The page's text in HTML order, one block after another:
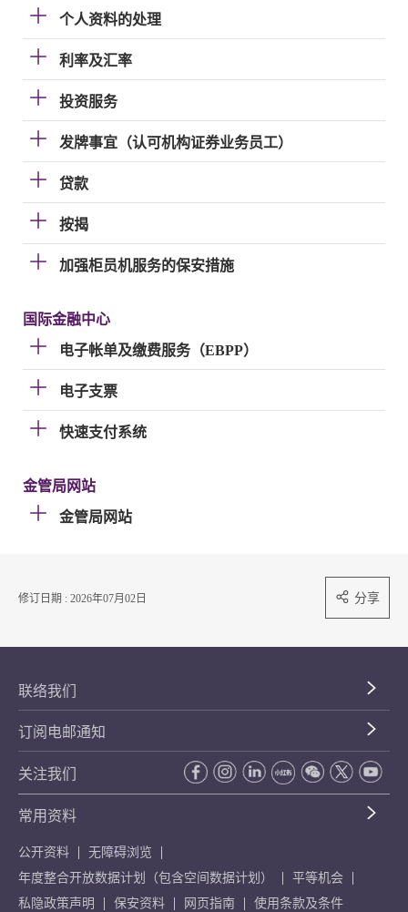
个人资料的处理
利率及汇率
投资服务
发牌事宜（认可机构证券业务员工）
贷款
按揭
加强柜员机服务的保安措施
国际金融中心
电子帐单及缴费服务（EBPP）
电子支票
快速支付系统
金管局网站
金管局网站
修订日期 : 2026年07月02日 分享
联络我们
订阅电邮通知
关注我们
常用资料
公开资料
无障碍浏览
年度整合开放数据计划（包含空间数据计划）
平等机会
私隐政策声明
保安资料 网页指南 使用条款及条件